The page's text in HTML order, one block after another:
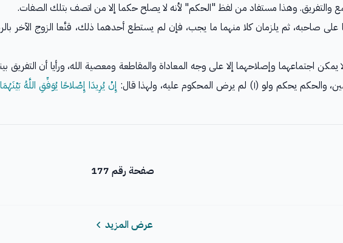
والتفريق. وهذا مستفاد من لفظ "الحكم" لأنه لا يصلح حكما إلا من اتصف بتلك الصفات.
على صاحبه، ثم يلزمان كلا منهما ما يجب، فإن لم يستطع أحدهما ذلك، قنَّعا الزوج الآخر
اجتماعهما وإصلاحهما إلا على وجه المعاداة والمقاطعة ومعصية الله، ورأيا أن التفريق
(١) لم يرض المحكوم عليه، ولهذا قال:
إِنْ يُرِيدَا إِصْلاحًا يُوَفِّقِ اللَّهُ بَيْنَهُمَا
صفحة رقم 177
عرض المزيد